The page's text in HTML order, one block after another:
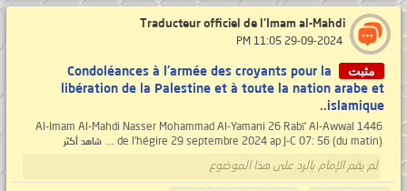
Traducteur officiel de l'Imam al-Mahdi
مثبت
Condoléances à l'armée des croyants pour la
libération de la Palestine et à toute la nation arabe et
islamique..
Al-Imam Al-Mahdi Nasser Mohammad Al-Yamani 26 Rabī' Al-Awwal 1446
de l’hégire 29 septembre 2024 ap J-C 07: 56 (du matin) ...
شاهد أكثر
لم يقم الإمام بالرد على هذا الموضوع